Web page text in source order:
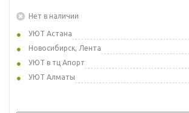
Нет в наличии
УЮТ Астана
Новосибирск, Лента
УЮТ в тц Апорт
УЮТ Алматы